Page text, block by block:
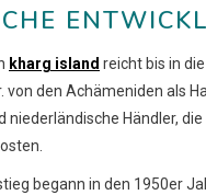
kharg island reicht bis in
von den Achämeniden als
niederländische Händler,
begann in den 1950er